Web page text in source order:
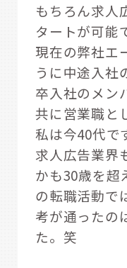
もちろん求人
タートが可能
現在の弊社エ
うに中途入社
卒入社のメン
共に営業職と
私は今40代で
求人広告業界
かも30歳を超
の転職活動で
考が通ったの
た。笑